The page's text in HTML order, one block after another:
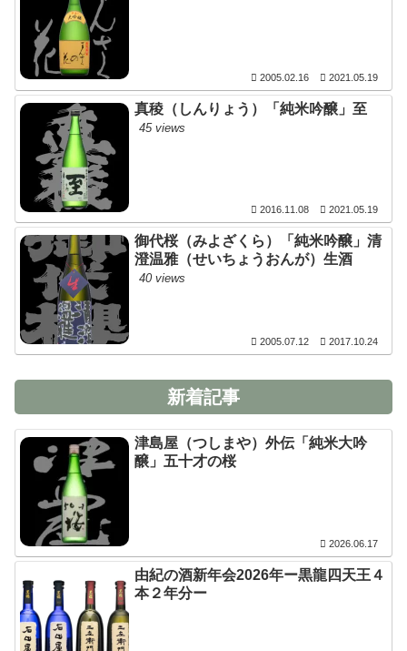
2005.02.16 2021.05.19
真稜（しんりょう）「純米吟醸」至
45 views
2016.11.08 2021.05.19
御代桜（みよざくら）「純米吟醸」清
澄温雅（せいちょうおんが）生酒
40 views
2005.07.12 2017.10.24
新着記事
津島屋（つしまや）外伝「純米大吟
醸」五十才の桜
2026.06.17
由紀の酒新年会2026年ー黒龍四天王４
本２年分ー